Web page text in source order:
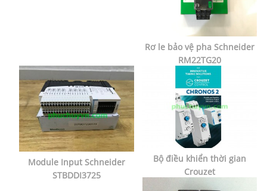
Rơ le bảo vệ pha Schneider
RM22TG20
Module Input Schneider
STBDDI3725
Bộ điều khiển thời gian
Crouzet